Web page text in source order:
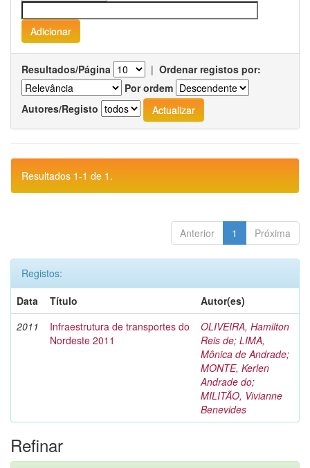
Resultados/Página | Ordenar registos por:
Por ordem
Autores/Registo
Resultados 1-1 de 1.
Anterior 1 Próxima
Registos:
Data
Título
Autor(es)
2011
Infraestrutura de transportes do
Nordeste 2011
OLIVEIRA, Hamilton
Reis de; LIMA,
Mônica de Andrade;
MONTE, Kerlen
Andrade do;
MILITÃO, Vivianne
Benevides
Refinar